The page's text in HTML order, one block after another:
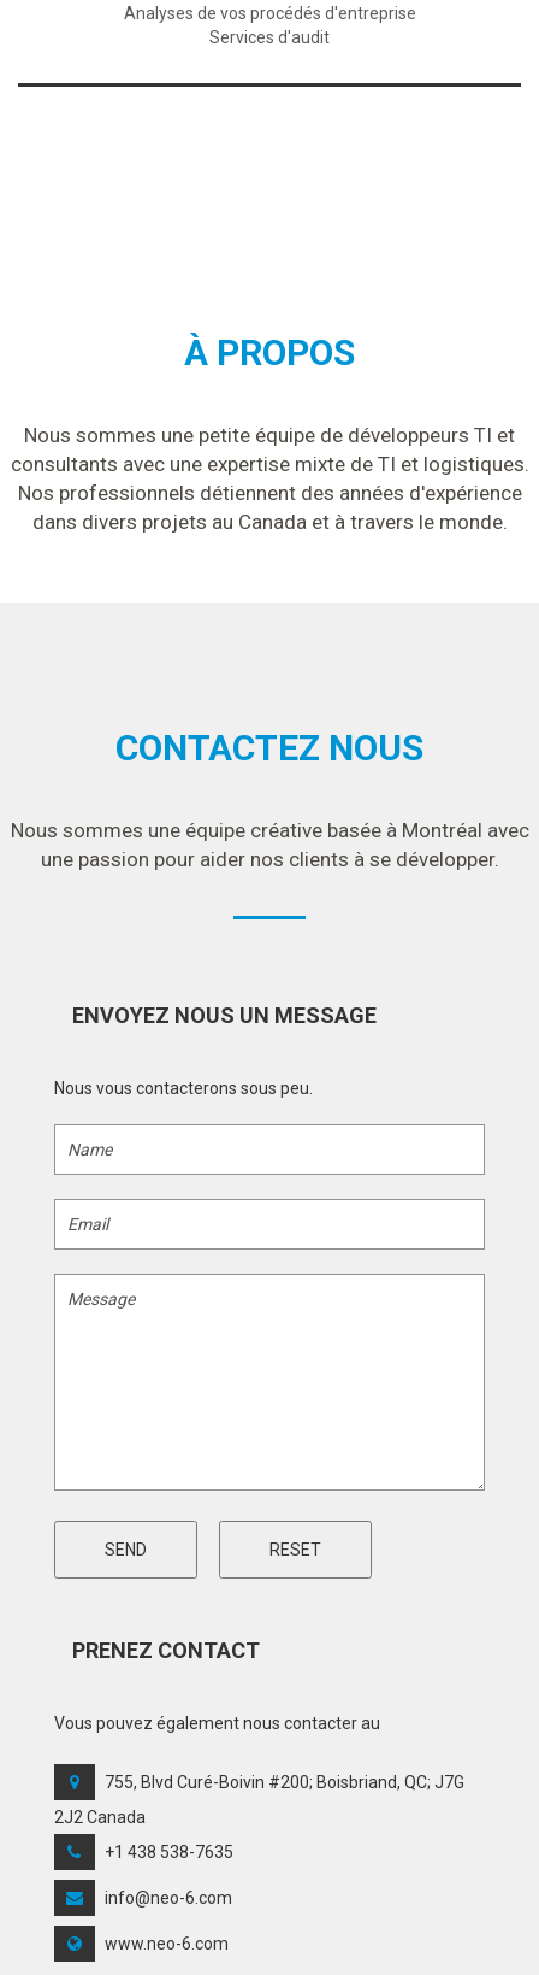
Analyses de vos procédés d'entreprise
Services d'audit
À PROPOS
Nous sommes une petite équipe de développeurs TI et
consultants avec une expertise mixte de TI et logistiques.
Nos professionnels détiennent des années d'expérience
dans divers projets au Canada et à travers le monde.
CONTACTEZ NOUS
Nous sommes une équipe créative basée à Montréal avec
une passion pour aider nos clients à se développer.
ENVOYEZ NOUS UN MESSAGE
Nous vous contacterons sous peu.
PRENEZ CONTACT
Vous pouvez également nous contacter au
755, Blvd Curé-Boivin #200; Boisbriand, QC; J7G
2J2 Canada
+1 438 538-7635
info@neo-6.com
www.neo-6.com